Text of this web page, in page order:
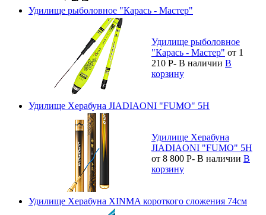
Удилище рыболовное "Карась - Мастер"
Удилище рыболовное
"Карась - Мастер" от 1
210 Р- В наличии В
корзину
Удилище Херабуна JIADIAONI "FUMO" 5H
Удилище Херабуна
JIADIAONI "FUMO" 5H
от 8 800 Р- В наличии В
корзину
Удилище Херабуна XINMA короткого сложения 74см